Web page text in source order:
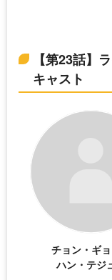
【第23話】
キャスト
チョン・ギ
ハン・テジ